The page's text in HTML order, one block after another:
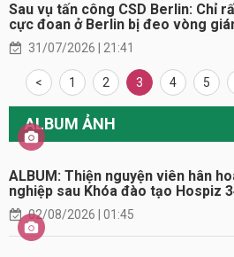
Sau vụ tấn công CSD Berlin: Chỉ
cực đoan ở Berlin bị đeo vòng
31/07/2026 | 21:41
< 1 2 3 4 5
ALBUM ẢNH
ALBUM: Thiện nguyện viên hân
nghiệp sau Khóa đào tạo Hospiz
02/08/2026 | 01:45